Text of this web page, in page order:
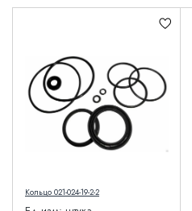
Кольцо 021-024-19-2-2